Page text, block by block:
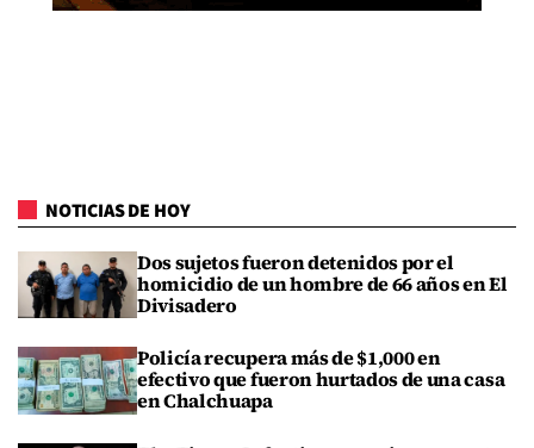
NOTICIAS DE HOY
Dos sujetos fueron detenidos por el
homicidio de un hombre de 66 años en El
Divisadero
Policía recupera más de $1,000 en
efectivo que fueron hurtados de una casa
en Chalchuapa